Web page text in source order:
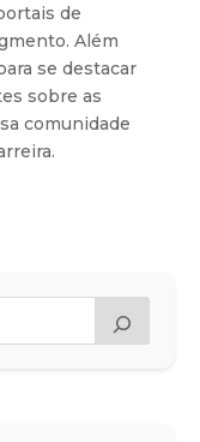
de
Além
se destacar
sobre as
comunidade